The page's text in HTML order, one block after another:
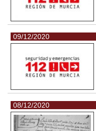
09/12/2020
08/12/2020